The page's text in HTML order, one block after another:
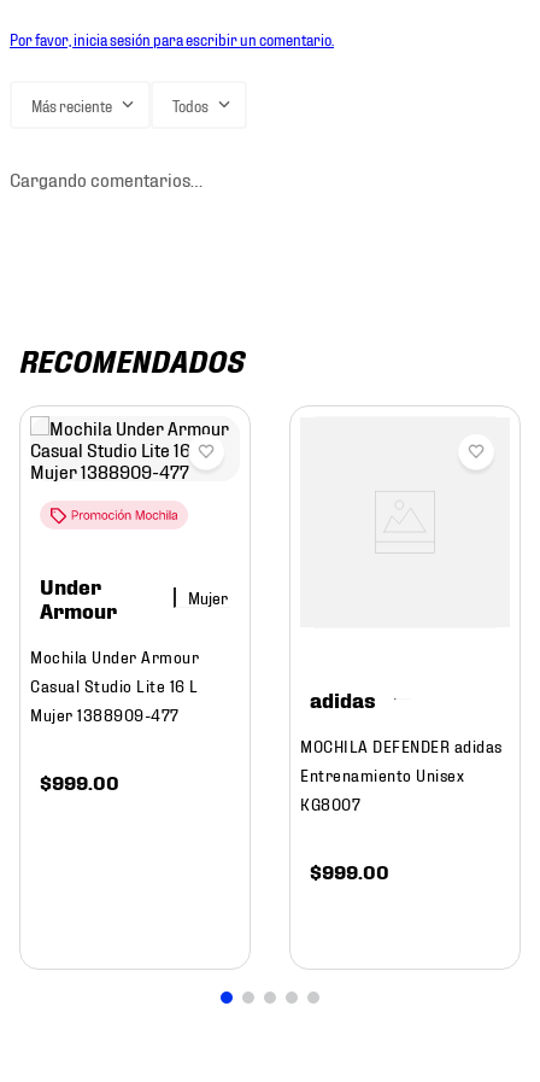
Por favor, inicia sesión para escribir un comentario.
Más reciente Todos
Cargando comentarios…
RECOMENDADOS
Under
Armour
Mujer
Mochila Under Armour
Casual Studio Lite 16 L
Mujer 1388909-477
$999.00
adidas
MOCHILA DEFENDER adidas
Entrenamiento Unisex
KG8007
$999.00